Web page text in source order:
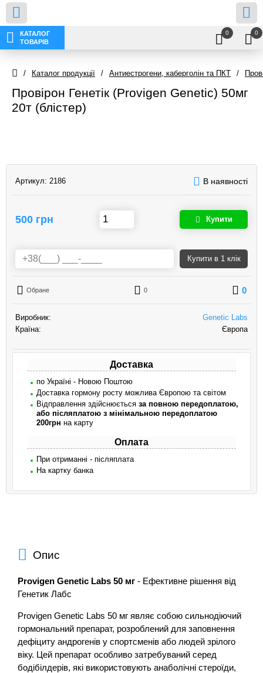
КАТАЛОГ
ТОВАРІВ
0 0
/ Каталог продукції / Антиестрогени, каберголін та ПКТ /
Провірон Генетік (Provigen Genetic) 50мг
20т (блістер)
Артикул: 2186 В наявності
500 грн Купити
Купити в 1 клік
Обране 0 0
Виробник:
Genetic Labs
Країна:
Європа
Доставка
по Україні - Новою Поштою
Доставка гормону росту можлива Європою та світом
Відправлення здійснюється за повною передоплатою,
або післяплатою з мінімальною передоплатою
200грн на карту
Оплата
При отриманні - післяплата
На картку банка
Опис
Provigen Genetic Labs 50 мг - Ефективне рішення від
Генетик Лабс
Provigen Genetic Labs 50 мг являє собою сильнодіючий
гормональний препарат, розроблений для заповнення
дефіциту андрогенів у спортсменів або людей зрілого
віку. Цей препарат особливо затребуваний серед
бодібілдерів, які використовують анаболічні стероїди,